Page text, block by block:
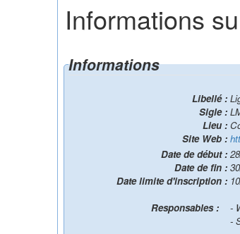
Informations
Informations
Libellé :
Sigle :
Lieu :
Site Web :
Date de début :
Date de fin :
Date limite d'inscription :
-
-